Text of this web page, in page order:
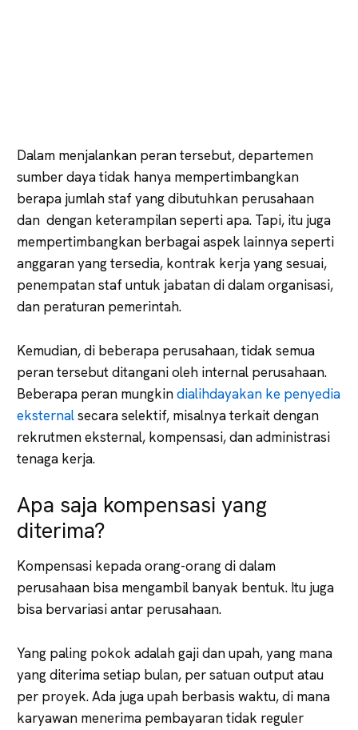
Dalam menjalankan peran tersebut, departemen
sumber daya tidak hanya mempertimbangkan
berapa jumlah staf yang dibutuhkan perusahaan
dan dengan keterampilan seperti apa. Tapi, itu juga
mempertimbangkan berbagai aspek lainnya seperti
anggaran yang tersedia, kontrak kerja yang sesuai,
penempatan staf untuk jabatan di dalam organisasi,
dan peraturan pemerintah.
Kemudian, di beberapa perusahaan, tidak semua
peran tersebut ditangani oleh internal perusahaan.
Beberapa peran mungkindialihdayakan ke penyedia
eksternalsecara selektif, misalnya terkait dengan
rekrutmen eksternal, kompensasi, dan administrasi
tenaga kerja.
Apa saja kompensasi yang
diterima?
Kompensasi kepada orang-orang di dalam
perusahaan bisa mengambil banyak bentuk. Itu juga
bisa bervariasi antar perusahaan.
Yang paling pokok adalah gaji dan upah, yang mana
yang diterima setiap bulan, per satuan output atau
per proyek. Ada juga upah berbasis waktu, di mana
karyawan menerima pembayaran tidak reguler